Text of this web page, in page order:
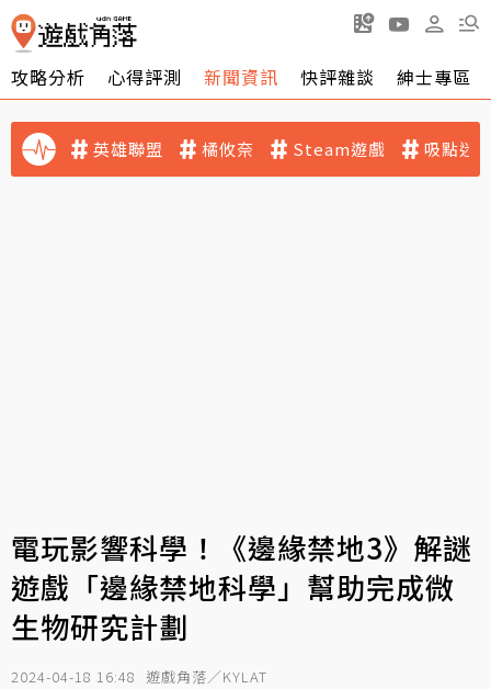
攻略分析 心得評測 新聞資訊 快評雜談 紳士專區
英雄聯盟 橘攸奈 Steam遊戲 吸點迷
電玩影響科學！《邊緣禁地3》解謎
遊戲「邊緣禁地科學」幫助完成微
生物研究計劃
2024-04-18 16:48 遊戲角落／KYLAT